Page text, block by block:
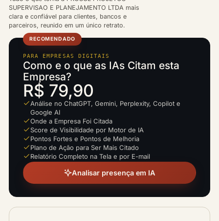
SUPERVISAO E PLANEJAMENTO LTDA mais
clara e confiável para clientes, bancos e
parceiros, reunido em um único retrato.
RECOMENDADO
PARA EMPRESAS DIGITAIS
Como e o que as IAs Citam esta
Empresa?
R$ 79,90
Análise no ChatGPT, Gemini, Perplexity, Copilot e
Google AI
Onde a Empresa Foi Citada
Score de Visibilidade por Motor de IA
Pontos Fortes e Pontos de Melhoria
Plano de Ação para Ser Mais Citado
Relatório Completo na Tela e por E-mail
Analisar presença em IA